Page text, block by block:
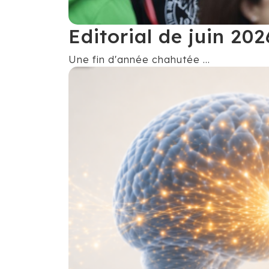
Editorial de juin
Une fin d'année chahutée ...